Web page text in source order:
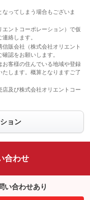
ってしまう場合もございま
ントコーポレーション）で仮
絡します。
販会社（株式会社オリエント
認をお願いします。
客様の住んでいる地域や登録
します。概算となりますご了
及び株式会社オリエントコー
ョン
合わせ
い合わせあり